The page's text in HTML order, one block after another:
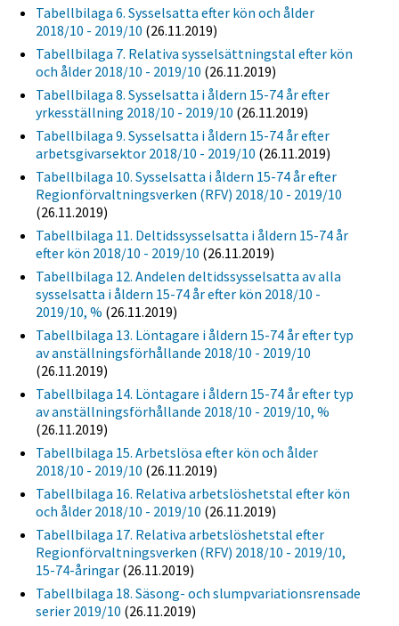
Tabellbilaga 6. Sysselsatta efter kön och ålder
2018/10 - 2019/10 (26.11.2019)
Tabellbilaga 7. Relativa sysselsättningstal efter kön
och ålder 2018/10 - 2019/10 (26.11.2019)
Tabellbilaga 8. Sysselsatta i åldern 15-74 år efter
yrkesställning 2018/10 - 2019/10 (26.11.2019)
Tabellbilaga 9. Sysselsatta i åldern 15-74 år efter
arbetsgivarsektor 2018/10 - 2019/10 (26.11.2019)
Tabellbilaga 10. Sysselsatta i åldern 15-74 år efter
Regionförvaltningsverken (RFV) 2018/10 - 2019/10
(26.11.2019)
Tabellbilaga 11. Deltidssysselsatta i åldern 15-74 år
efter kön 2018/10 - 2019/10 (26.11.2019)
Tabellbilaga 12. Andelen deltidssysselsatta av alla
sysselsatta i åldern 15-74 år efter kön 2018/10 -
2019/10, % (26.11.2019)
Tabellbilaga 13. Löntagare i åldern 15-74 år efter typ
av anställningsförhållande 2018/10 - 2019/10
(26.11.2019)
Tabellbilaga 14. Löntagare i åldern 15-74 år efter typ
av anställningsförhållande 2018/10 - 2019/10, %
(26.11.2019)
Tabellbilaga 15. Arbetslösa efter kön och ålder
2018/10 - 2019/10 (26.11.2019)
Tabellbilaga 16. Relativa arbetslöshetstal efter kön
och ålder 2018/10 - 2019/10 (26.11.2019)
Tabellbilaga 17. Relativa arbetslöshetstal efter
Regionförvaltningsverken (RFV) 2018/10 - 2019/10,
15-74-åringar (26.11.2019)
Tabellbilaga 18. Säsong- och slumpvariationsrensade
serier 2019/10 (26.11.2019)